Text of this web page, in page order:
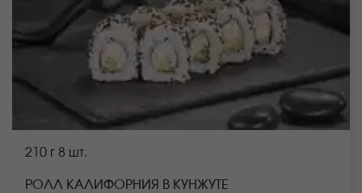
210 г 8 шт.
РОЛЛ КАЛИФОРНИЯ В КУНЖУТЕ